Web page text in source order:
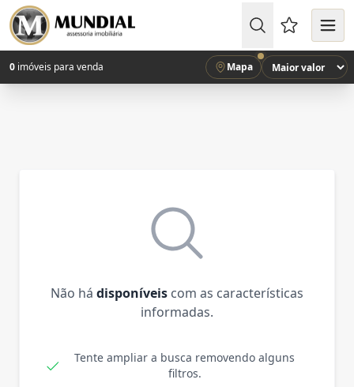
Favoritos
0 imóveis para venda Mapa
Não há disponíveis com as características
informadas.
Tente ampliar a busca removendo alguns
filtros.